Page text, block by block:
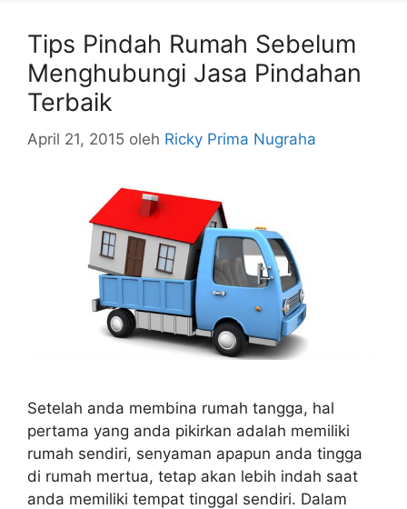
Tips Pindah Rumah Sebelum
Menghubungi Jasa Pindahan
Terbaik
April 21, 2015 oleh Ricky Prima Nugraha
Setelah anda membina rumah tangga, hal
pertama yang anda pikirkan adalah memiliki
rumah sendiri, senyaman apapun anda tingga
di rumah mertua, tetap akan lebih indah saat
anda memiliki tempat tinggal sendiri. Dalam